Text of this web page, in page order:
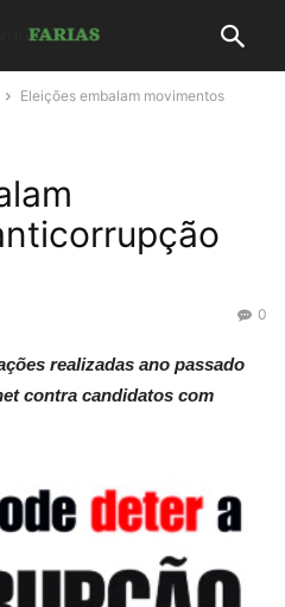
Eleições embalam movimentos
0
realizadas ano passado
contra candidatos com